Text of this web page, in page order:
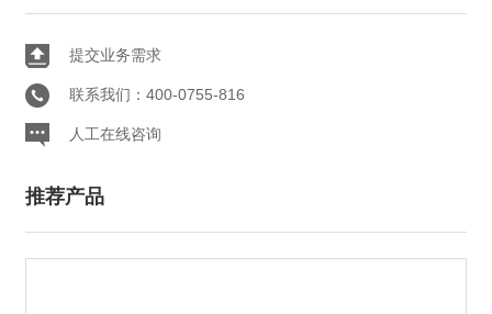
提交业务需求
联系我们：400-0755-816
人工在线咨询
推荐产品